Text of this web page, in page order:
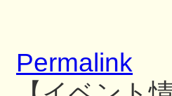
Permalink